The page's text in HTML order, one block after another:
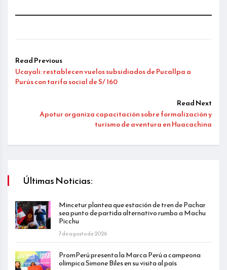
Read Previous
Ucayali: restablecen vuelos subsidiados de Pucallpa a
Purús con tarifa social de S/ 160
Read Next
Apotur organiza capacitación sobre formalización y
turismo de aventura en Huacachina
Últimas Noticias:
Mincetur plantea que estación de tren de Pachar
sea punto de partida alternativo rumbo a Machu
Picchu
7 de agosto de 2026
PromPerú presenta la Marca Perú a campeona
olímpica Simone Biles en su visita al país